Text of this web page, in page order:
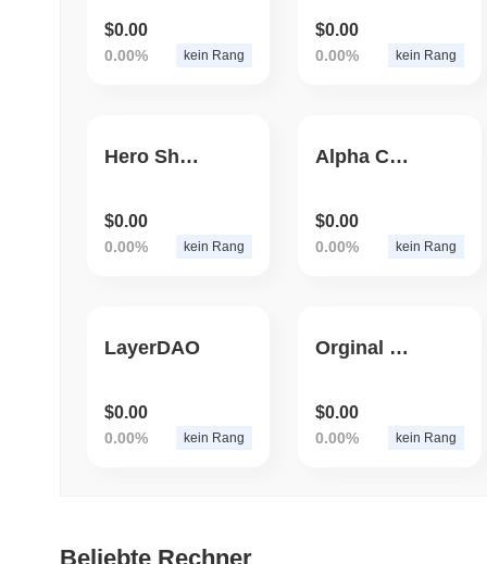
$0.00
0.00% kein Rang
$0.00
0.00% kein Rang
Hero Shiba
$0.00
0.00% kein Rang
Alpha Coin Tech
$0.00
0.00% kein Rang
LayerDAO
$0.00
0.00% kein Rang
Orginal Pokemon AI
$0.00
0.00% kein Rang
Beliebte Rechner